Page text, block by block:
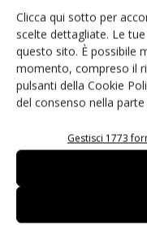
Clicca qui sotto per
scelte dettagliate. Le
questo sito. È possibile
momento, compreso il
pulsanti della Cookie
del consenso nella
Gestisci 1773
Apofruit,